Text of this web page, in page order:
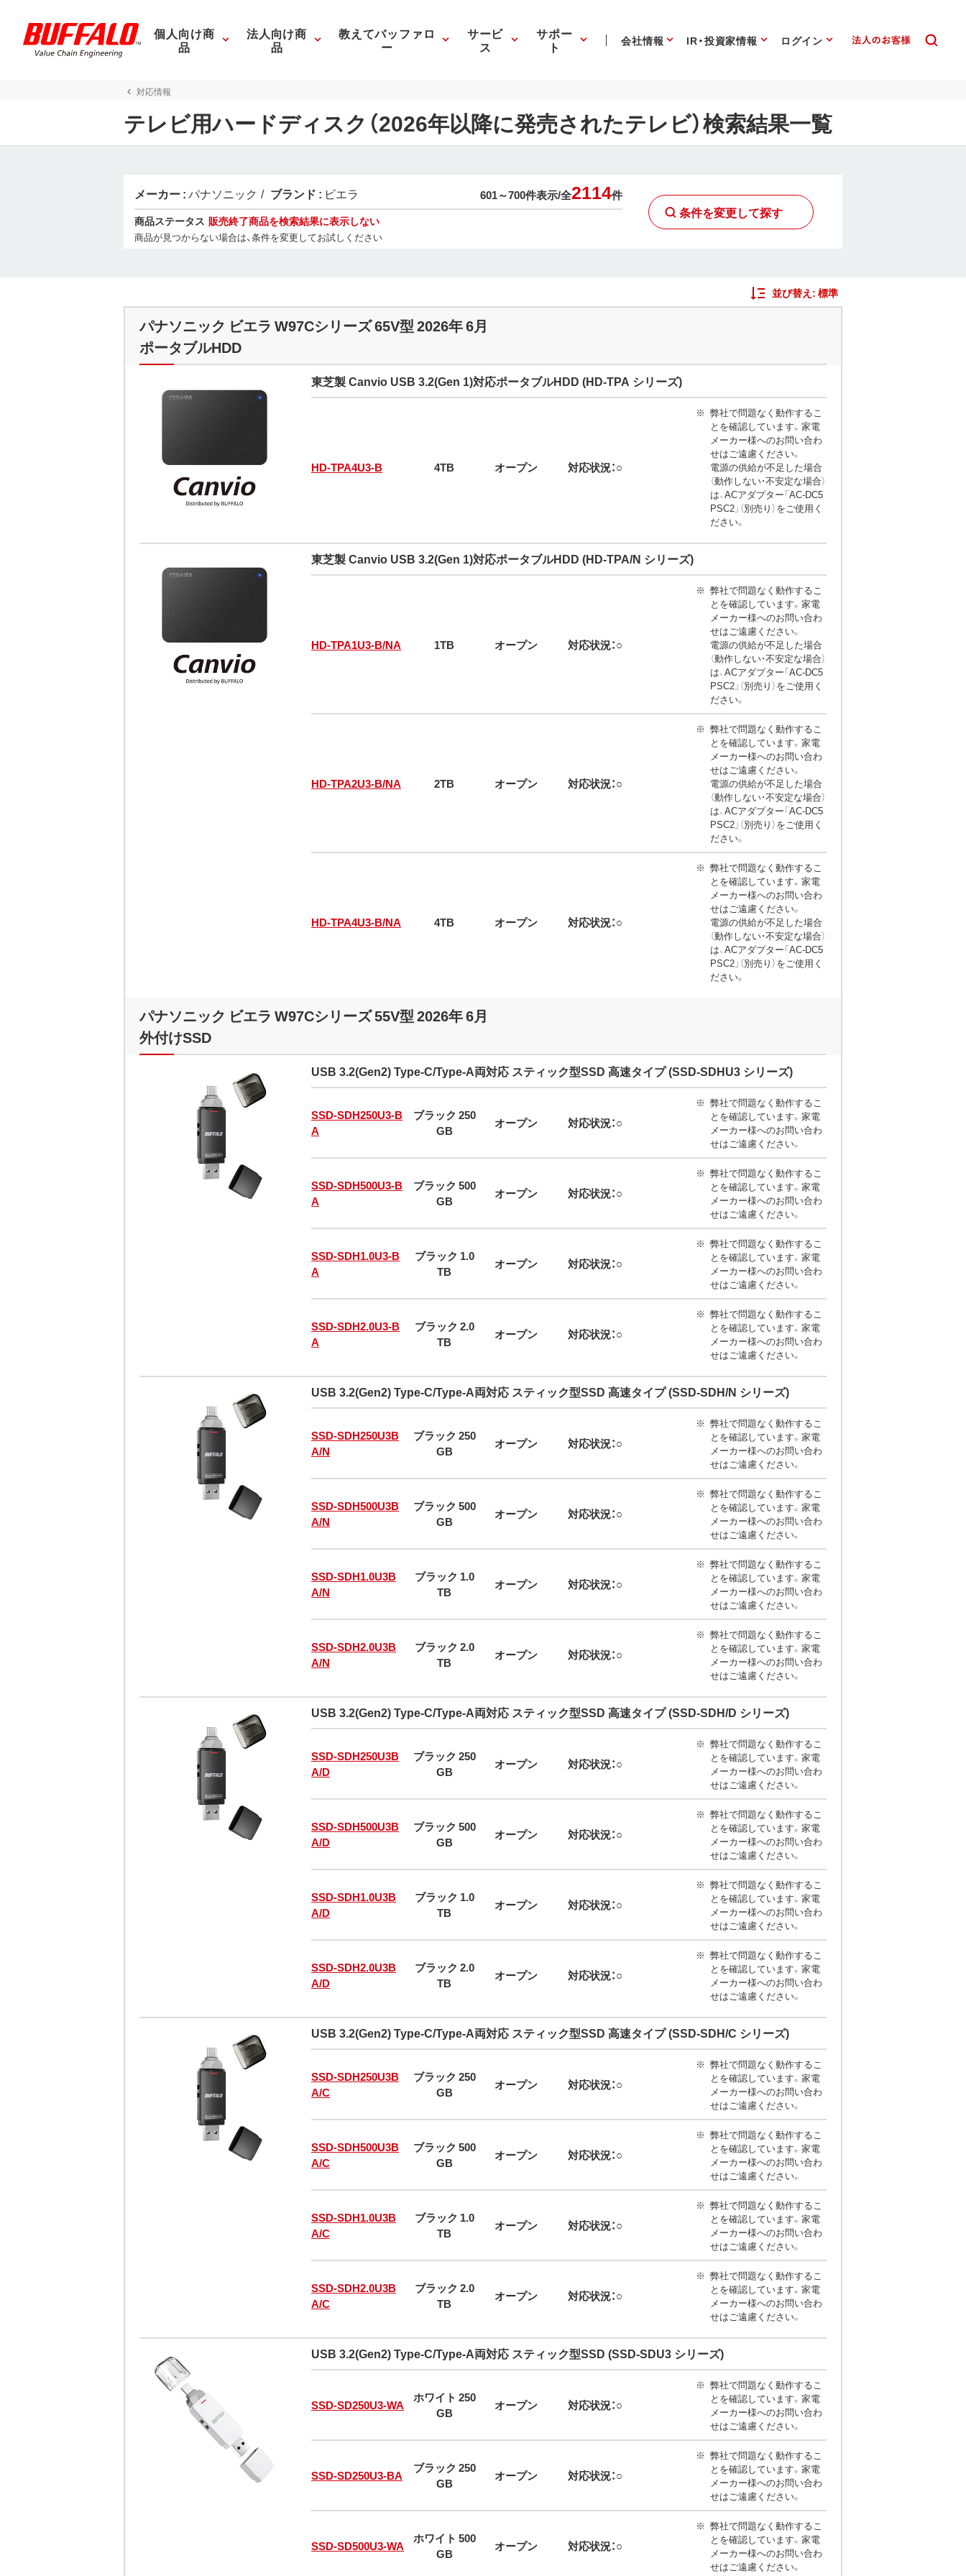
個人向け商
品
法人向け商
品
教えてバッファロ
ー
サービ
ス
サポー
ト 会社情報 IR・投資家情報 ログイン
対応情報
テレビ用ハードディスク（2026年以降に発売されたテレビ）検索結果一覧
メーカー パナソニック ブランド ビエラ 601～700件表示/全2114件
商品ステータス 販売終了商品を検索結果に表示しない
商品が見つからない場合は、条件を変更してお試しください
条件を変更して探す
並び替え: 標準
パナソニック ビエラ W97Cシリーズ 65V型 2026年 6月
ポータブルHDD
東芝製 Canvio USB 3.2(Gen 1)対応ポータブルHDD (HD-TPA シリーズ)
HD-TPA4U3-B 4TB オープン 対応状況：○
弊社で問題なく動作するこ
とを確認しています。家電
メーカー様へのお問い合わ
せはご遠慮ください。
電源の供給が不足した場合
（動作しない・不安定な場合）
は、ACアダプター「AC-DC5
PSC2」（別売り）をご使用く
ださい。
東芝製 Canvio USB 3.2(Gen 1)対応ポータブルHDD (HD-TPA/N シリーズ)
HD-TPA1U3-B/NA 1TB オープン 対応状況：○
弊社で問題なく動作するこ
とを確認しています。家電
メーカー様へのお問い合わ
せはご遠慮ください。
電源の供給が不足した場合
（動作しない・不安定な場合）
は、ACアダプター「AC-DC5
PSC2」（別売り）をご使用く
ださい。
HD-TPA2U3-B/NA 2TB オープン 対応状況：○
弊社で問題なく動作するこ
とを確認しています。家電
メーカー様へのお問い合わ
せはご遠慮ください。
電源の供給が不足した場合
（動作しない・不安定な場合）
は、ACアダプター「AC-DC5
PSC2」（別売り）をご使用く
ださい。
HD-TPA4U3-B/NA 4TB オープン 対応状況：○
弊社で問題なく動作するこ
とを確認しています。家電
メーカー様へのお問い合わ
せはご遠慮ください。
電源の供給が不足した場合
（動作しない・不安定な場合）
は、ACアダプター「AC-DC5
PSC2」（別売り）をご使用く
ださい。
パナソニック ビエラ W97Cシリーズ 55V型 2026年 6月
外付けSSD
USB 3.2(Gen2) Type-C/Type-A両対応 スティック型SSD 高速タイプ (SSD-SDHU3 シリーズ)
SSD-SDH250U3-B
A
ブラック 250
GB
オープン 対応状況：○
弊社で問題なく動作するこ
とを確認しています。家電
メーカー様へのお問い合わ
せはご遠慮ください。
SSD-SDH500U3-B
A
ブラック 500
GB
オープン 対応状況：○
弊社で問題なく動作するこ
とを確認しています。家電
メーカー様へのお問い合わ
せはご遠慮ください。
SSD-SDH1.0U3-B
A
ブラック 1.0
TB
オープン 対応状況：○
弊社で問題なく動作するこ
とを確認しています。家電
メーカー様へのお問い合わ
せはご遠慮ください。
SSD-SDH2.0U3-B
A
ブラック 2.0
TB
オープン 対応状況：○
弊社で問題なく動作するこ
とを確認しています。家電
メーカー様へのお問い合わ
せはご遠慮ください。
USB 3.2(Gen2) Type-C/Type-A両対応 スティック型SSD 高速タイプ (SSD-SDH/N シリーズ)
SSD-SDH250U3B
A/N
ブラック 250
GB
オープン 対応状況：○
弊社で問題なく動作するこ
とを確認しています。家電
メーカー様へのお問い合わ
せはご遠慮ください。
SSD-SDH500U3B
A/N
ブラック 500
GB
オープン 対応状況：○
弊社で問題なく動作するこ
とを確認しています。家電
メーカー様へのお問い合わ
せはご遠慮ください。
SSD-SDH1.0U3B
A/N
ブラック 1.0
TB
オープン 対応状況：○
弊社で問題なく動作するこ
とを確認しています。家電
メーカー様へのお問い合わ
せはご遠慮ください。
SSD-SDH2.0U3B
A/N
ブラック 2.0
TB
オープン 対応状況：○
弊社で問題なく動作するこ
とを確認しています。家電
メーカー様へのお問い合わ
せはご遠慮ください。
USB 3.2(Gen2) Type-C/Type-A両対応 スティック型SSD 高速タイプ (SSD-SDH/D シリーズ)
SSD-SDH250U3B
A/D
ブラック 250
GB
オープン 対応状況：○
弊社で問題なく動作するこ
とを確認しています。家電
メーカー様へのお問い合わ
せはご遠慮ください。
SSD-SDH500U3B
A/D
ブラック 500
GB
オープン 対応状況：○
弊社で問題なく動作するこ
とを確認しています。家電
メーカー様へのお問い合わ
せはご遠慮ください。
SSD-SDH1.0U3B
A/D
ブラック 1.0
TB
オープン 対応状況：○
弊社で問題なく動作するこ
とを確認しています。家電
メーカー様へのお問い合わ
せはご遠慮ください。
SSD-SDH2.0U3B
A/D
ブラック 2.0
TB
オープン 対応状況：○
弊社で問題なく動作するこ
とを確認しています。家電
メーカー様へのお問い合わ
せはご遠慮ください。
USB 3.2(Gen2) Type-C/Type-A両対応 スティック型SSD 高速タイプ (SSD-SDH/C シリーズ)
SSD-SDH250U3B
A/C
ブラック 250
GB
オープン 対応状況：○
弊社で問題なく動作するこ
とを確認しています。家電
メーカー様へのお問い合わ
せはご遠慮ください。
SSD-SDH500U3B
A/C
ブラック 500
GB
オープン 対応状況：○
弊社で問題なく動作するこ
とを確認しています。家電
メーカー様へのお問い合わ
せはご遠慮ください。
SSD-SDH1.0U3B
A/C
ブラック 1.0
TB
オープン 対応状況：○
弊社で問題なく動作するこ
とを確認しています。家電
メーカー様へのお問い合わ
せはご遠慮ください。
SSD-SDH2.0U3B
A/C
ブラック 2.0
TB
オープン 対応状況：○
弊社で問題なく動作するこ
とを確認しています。家電
メーカー様へのお問い合わ
せはご遠慮ください。
USB 3.2(Gen2) Type-C/Type-A両対応 スティック型SSD (SSD-SDU3 シリーズ)
SSD-SD250U3-WA ホワイト 250
GB
オープン 対応状況：○
弊社で問題なく動作するこ
とを確認しています。家電
メーカー様へのお問い合わ
せはご遠慮ください。
SSD-SD250U3-BA
ブラック 250
GB
オープン 対応状況：○
弊社で問題なく動作するこ
とを確認しています。家電
メーカー様へのお問い合わ
せはご遠慮ください。
SSD-SD500U3-WA ホワイト 500
GB
オープン 対応状況：○
弊社で問題なく動作するこ
とを確認しています。家電
メーカー様へのお問い合わ
せはご遠慮ください。